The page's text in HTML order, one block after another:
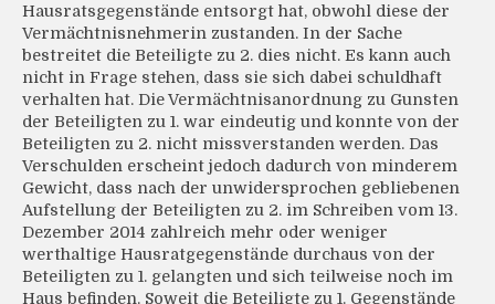
Hausratsgegenstände entsorgt hat, obwohl diese der
Vermächtnisnehmerin zustanden. In der Sache
bestreitet die Beteiligte zu 2. dies nicht. Es kann auch
nicht in Frage stehen, dass sie sich dabei schuldhaft
verhalten hat. Die Vermächtnisanordnung zu Gunsten
der Beteiligten zu 1. war eindeutig und konnte von der
Beteiligten zu 2. nicht missverstanden werden. Das
Verschulden erscheint jedoch dadurch von minderem
Gewicht, dass nach der unwidersprochen gebliebenen
Aufstellung der Beteiligten zu 2. im Schreiben vom 13.
Dezember 2014 zahlreich mehr oder weniger
werthaltige Hausratgegenstände durchaus von der
Beteiligten zu 1. gelangten und sich teilweise noch im
Haus befinden. Soweit die Beteiligte zu 1. Gegenstände